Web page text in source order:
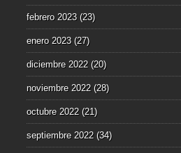
febrero 2023(23)
enero 2023(27)
diciembre 2022 (20)
noviembre 2022 (28)
octubre 2022 (21)
septiembre 2022 (34)